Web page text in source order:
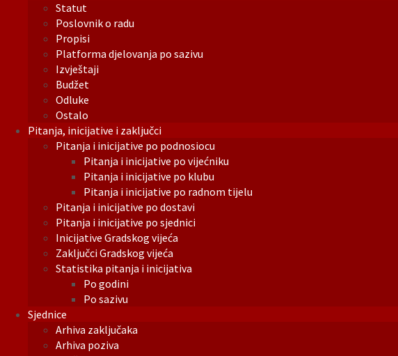
Statut
Poslovnik o radu
Propisi
Platforma djelovanja po sazivu
Izvještaji
Budžet
Odluke
Ostalo
Pitanja, inicijative i zaključci
Pitanja i inicijative po podnosiocu
Pitanja i inicijative po vijećniku
Pitanja i inicijative po klubu
Pitanja i inicijative po radnom tijelu
Pitanja i inicijative po dostavi
Pitanja i inicijative po sjednici
Inicijative Gradskog vijeća
Zaključci Gradskog vijeća
Statistika pitanja i inicijativa
Po godini
Po sazivu
Sjednice
Arhiva zaključaka
Arhiva poziva